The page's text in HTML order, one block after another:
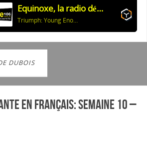
Equinoxe, la radio découverte
Triumph: Young Enough To Cry
DUBOIS
en Français: Semaine 10 –